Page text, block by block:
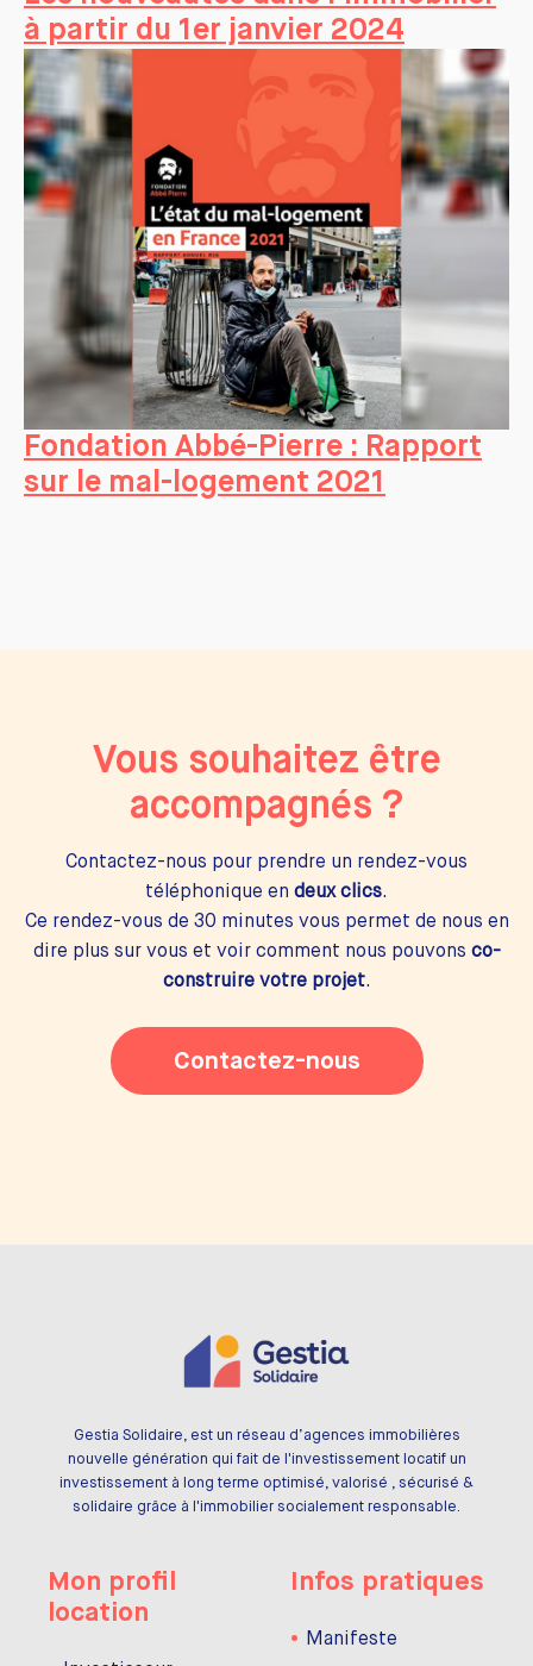
à partir du 1er janvier 2024
Fondation Abbé-Pierre : Rapport
sur le mal-logement 2021
Vous souhaitez être
accompagnés ?
Contactez-nous pour prendre un rendez-vous
téléphonique en deux clics.
Ce rendez-vous de 30 minutes vous permet de nous en
dire plus sur vous et voir comment nous pouvons co-
construire votre projet.
Contactez-nous
Gestia Solidaire, est un réseau d’agences immobilières
nouvelle génération qui fait de l'investissement locatif un
investissement à long terme optimisé, valorisé , sécurisé &
solidaire grâce à l'immobilier socialement responsable.
Mon profil
location
Infos pratiques
Manifeste